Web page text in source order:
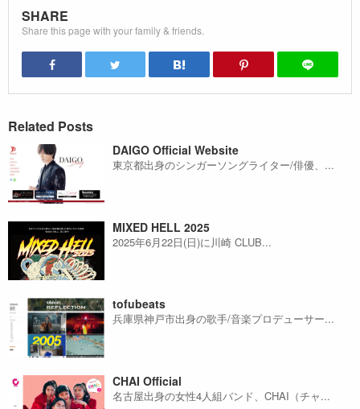
SHARE
Share this page with your family & friends.
Related Posts
DAIGO Official Website
東京都出身のシンガーソングライター/俳優、...
MIXED HELL 2025
2025年6月22日(日)に川崎 CLUB...
tofubeats
兵庫県神戸市出身の歌手/音楽プロデューサー...
CHAI Official
名古屋出身の女性4人組バンド、CHAI（チャ...